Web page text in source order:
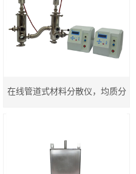
器
在线管道式材料分散仪，均质分
属，非金属，复合材料，悬浮